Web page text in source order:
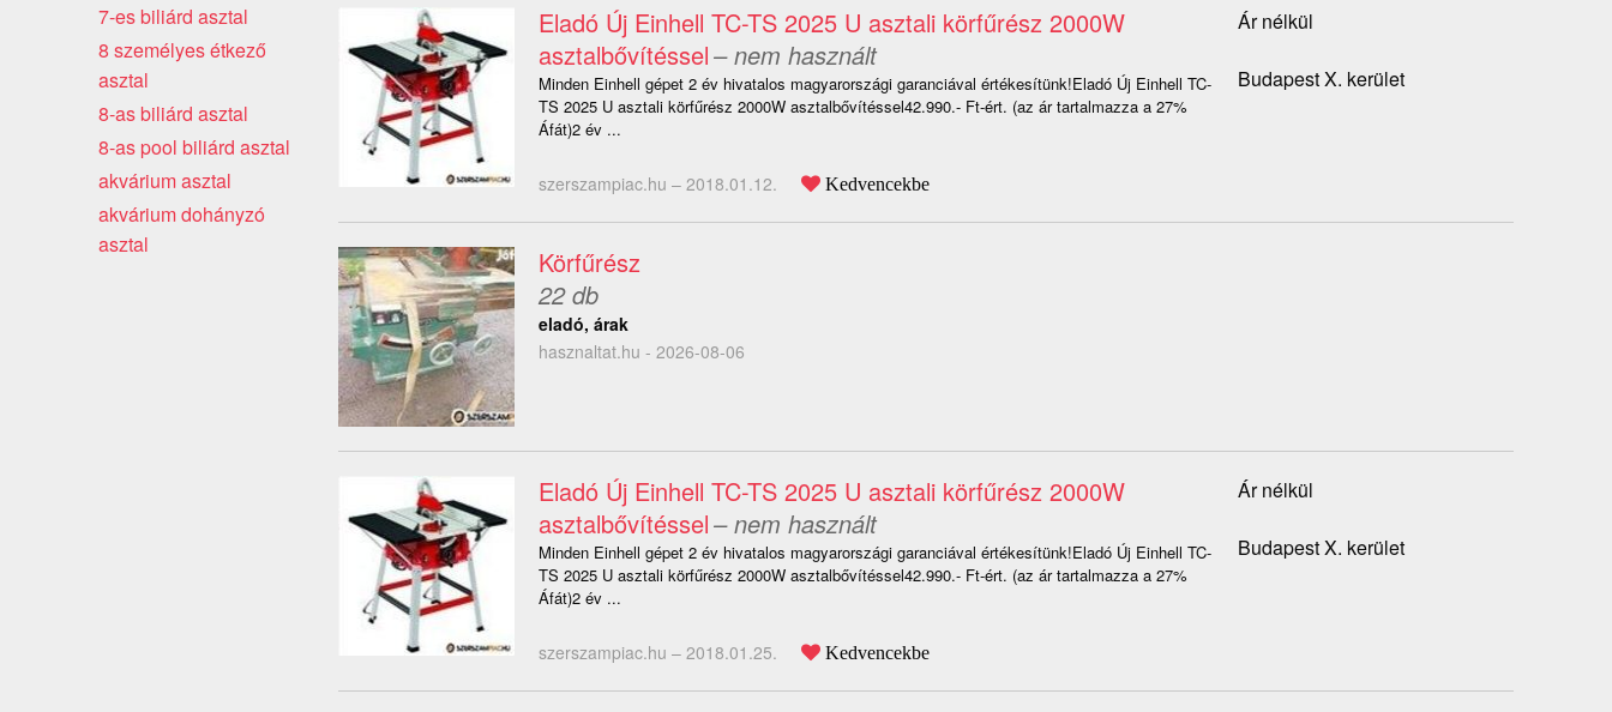
Eladó Új Einhell TC-TS 2025 U asztali körfűrész 2000W
asztalbővítéssel– nem használt
Minden Einhell gépet 2 év hivatalos magyarországi garanciával értékesítünk!Eladó Új Einhell TC-
TS 2025 U asztali körfűrész 2000W asztalbővítéssel42.990.- Ft-ért. (az ár tartalmazza a 27%
Áfát)2 év ...
szerszampiac.hu – 2018.01.12. Kedvencekbe
Ár nélkül
Budapest X. kerület
Körfűrész
22 db
eladó, árak
hasznaltat.hu - 2026-08-06
Eladó Új Einhell TC-TS 2025 U asztali körfűrész 2000W
asztalbővítéssel– nem használt
Minden Einhell gépet 2 év hivatalos magyarországi garanciával értékesítünk!Eladó Új Einhell TC-
TS 2025 U asztali körfűrész 2000W asztalbővítéssel42.990.- Ft-ért. (az ár tartalmazza a 27%
Áfát)2 év ...
szerszampiac.hu – 2018.01.25. Kedvencekbe
Ár nélkül
Budapest X. kerület
7-es biliárd asztal
8 személyes étkező
asztal
8-as biliárd asztal
8-as pool biliárd asztal
akvárium asztal
akvárium dohányzó
asztal